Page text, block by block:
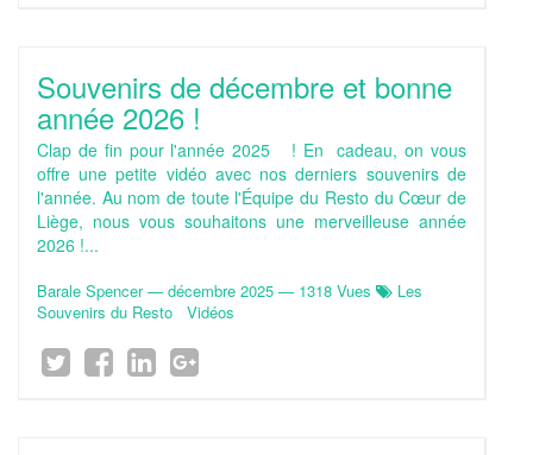
Souvenirs de décembre et bonne
année 2026 !
Clap de fin pour l'année 2025 ! En cadeau, on vous
offre une petite vidéo avec nos derniers souvenirs de
l'année. Au nom de toute l'Équipe du Resto du Cœur de
Liège, nous vous souhaitons une merveilleuse année
2026 !...
Barale Spencer— décembre 2025 — 1318 Vues
Les
Souvenirs du Resto
Vidéos